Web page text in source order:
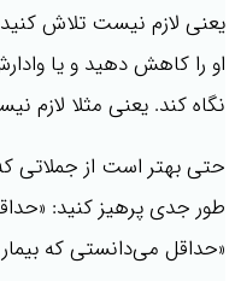
یعنی لازم نیست تلاش
او را کاهش دهید و یا
نگاه کند. یعنی مثلا لازم
حتی بهتر است از جملاتی
«حداقل می‌دانستی که